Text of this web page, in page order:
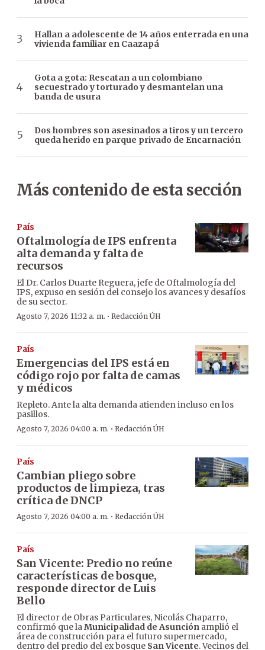
Hallan a adolescente de 14 años enterrada en una
vivienda familiar en Caazapá
Gota a gota: Rescatan a un colombiano
secuestrado y torturado y desmantelan una
banda de usura
Dos hombres son asesinados a tiros y un tercero
queda herido en parque privado de Encarnación
Más contenido de esta sección
País
Oftalmología de IPS enfrenta
alta demanda y falta de
recursos
El Dr. Carlos Duarte Reguera, jefe de Oftalmología del
IPS, expuso en sesión del consejo los avances y desafíos
de su sector.
Agosto 7, 2026 11:32 a. m. · Redacción ÚH
País
Emergencias del IPS está en
código rojo por falta de camas
y médicos
Repleto. Ante la alta demanda atienden incluso en los
pasillos.
Agosto 7, 2026 04:00 a. m. · Redacción ÚH
País
Cambian pliego sobre
productos de limpieza, tras
crítica de DNCP
Agosto 7, 2026 04:00 a. m. · Redacción ÚH
País
San Vicente: Predio no reúne
características de bosque,
responde director de Luis
Bello
El director de Obras Particulares, Nicolás Chaparro,
confirmó que laMunicipalidad de Asunción amplió el
área de construcción para el futuro supermercado,
dentro del predio del ex bosque San Vicente. Vecinos del